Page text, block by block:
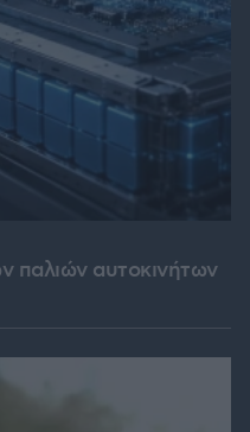
παλιών αυτοκινήτων